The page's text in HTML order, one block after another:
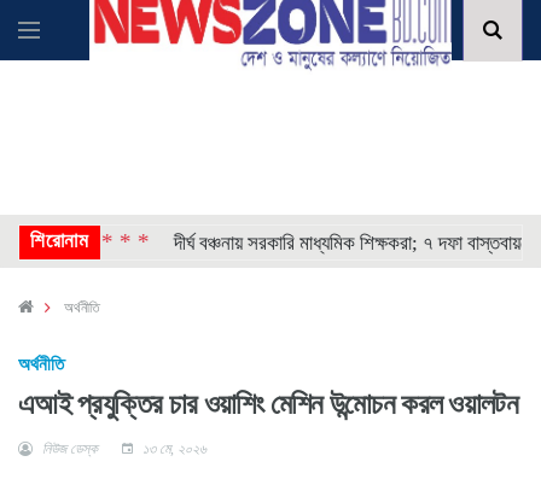
শিরোনাম
* * * * দীর্ঘ বঞ্চনায় সরকারি মাধ্যমিক শিক্ষকরা; ৭ দফা বাস্তবায়নের দাবি
অর্থনীতি
অর্থনীতি
এআই প্রযুক্তির চার ওয়াশিং মেশিন উন্মোচন করল ওয়ালটন
নিউজ ডেস্ক ১৩ মে, ২০২৬